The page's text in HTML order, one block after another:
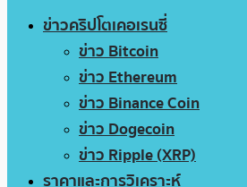
ข่าวคริปโตเคอเรนซี่
ข่าว Bitcoin
ข่าว Ethereum
ข่าว Binance Coin
ข่าว Dogecoin
ข่าว Ripple (XRP)
ราคาและการวิเคราะห์